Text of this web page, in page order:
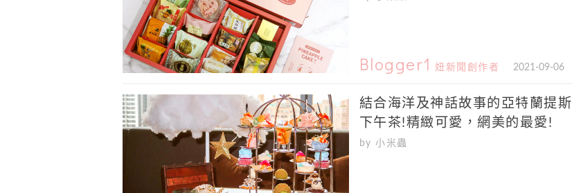
Blogger1 妞新聞創作者 2021-09-06
結合海洋及神話故事的亞特蘭提斯
下午茶!精緻可愛，網美的最愛!
by 小米蟲